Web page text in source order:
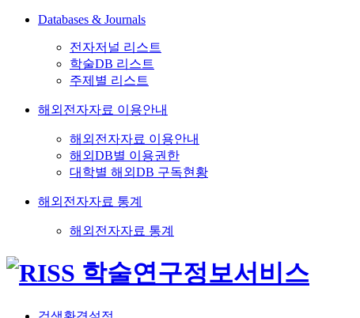
Databases & Journals
전자저널 리스트
학술DB 리스트
주제별 리스트
해외전자자료 이용안내
해외전자자료 이용안내
해외DB별 이용권한
대학별 해외DB 구독현황
해외전자자료 통계
해외전자자료 통계